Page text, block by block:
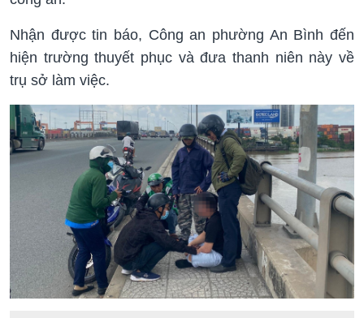
Nhận được tin báo, Công an phường An Bình đến
hiện trường thuyết phục và đưa thanh niên này về
trụ sở làm việc.